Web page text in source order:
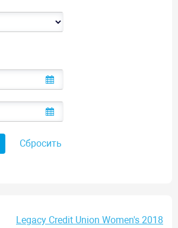
Сбросить
Legacy Credit Union Women's 2018